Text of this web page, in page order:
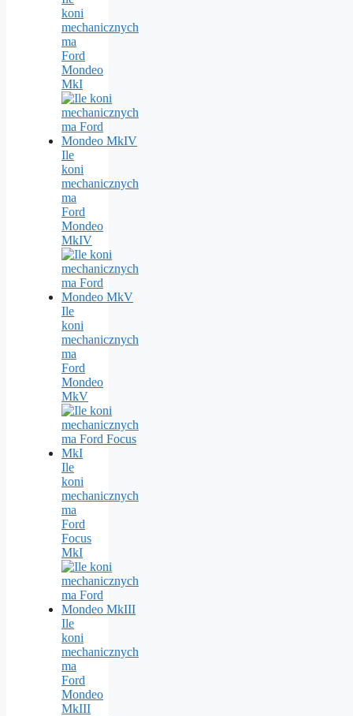
koni
mechanicznych
ma
Ford
Mondeo
MkI
Ile
koni
mechanicznych
ma
Ford
Mondeo
MkIV
Ile
koni
mechanicznych
ma
Ford
Mondeo
MkV
Ile
koni
mechanicznych
ma
Ford
Focus
MkI
Ile
koni
mechanicznych
ma
Ford
Mondeo
MkIII